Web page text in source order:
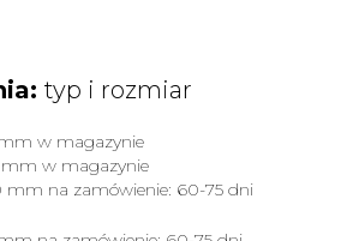
typ i rozmiar
w magazynie
w magazynie
mm na zamówienie: 60-75 dni